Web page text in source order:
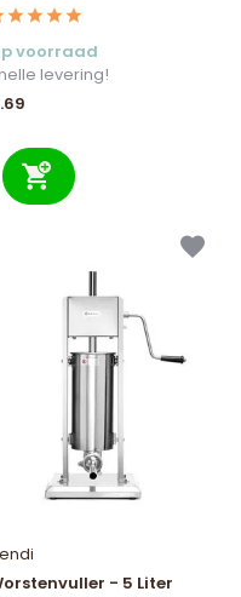
voorraad
levering!
- 5 Liter